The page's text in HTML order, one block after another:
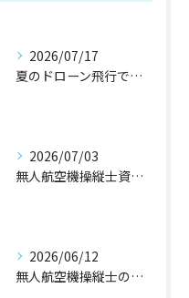
2026/07/17
夏のドローン飛行で気を付けたいこと,バッテリー管理の重要性【宮城県仙台市・名取市ドローンスクール】
2026/07/03
無人航空機操縦士資格の保有メリットは③／３【宮城県仙台市・名取市 ドローンスクール】
2026/06/12
無人航空機操縦士の資格保有のメリットは？②／３【宮城県仙台市・名取市 ドローンスクール】